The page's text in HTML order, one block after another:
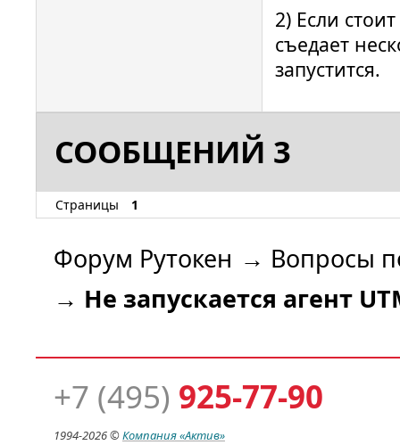
2) Если
съедает
запустится.
СООБЩЕНИЙ 3
Страницы 1
Форум Рутокен → Вопросы
→ Не запускается агент
+7 (495) 925-77-90
1994-2026 ©Компания«Актив»